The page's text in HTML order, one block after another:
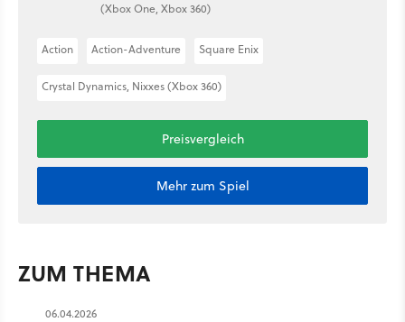
(Xbox One, Xbox 360)
Action Action-Adventure Square Enix
Crystal Dynamics, Nixxes (Xbox 360)
Preisvergleich
Mehr zum Spiel
ZUM THEMA
06.04.2026